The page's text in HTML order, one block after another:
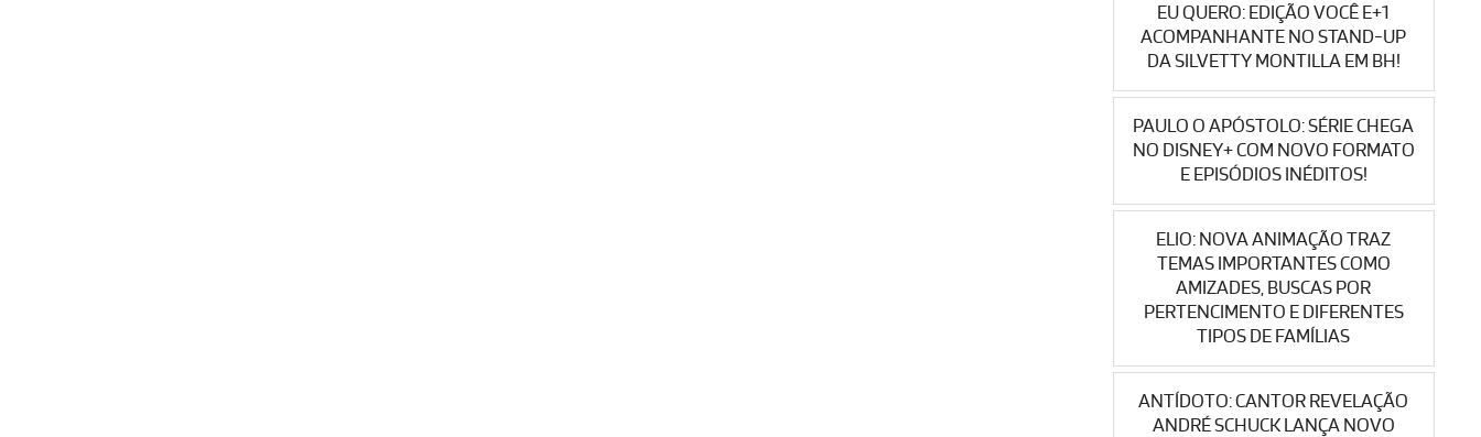
EU QUERO: EDIÇÃO VOCÊ E+1
ACOMPANHANTE NO STAND-UP
DA SILVETTY MONTILLA EM BH!
PAULO O APÓSTOLO: SÉRIE CHEGA
NO DISNEY+ COM NOVO FORMATO
E EPISÓDIOS INÉDITOS!
ELIO: NOVA ANIMAÇÃO TRAZ
TEMAS IMPORTANTES COMO
AMIZADES, BUSCAS POR
PERTENCIMENTO E DIFERENTES
TIPOS DE FAMÍLIAS
ANTÍDOTO: CANTOR REVELAÇÃO
ANDRÉ SCHUCK LANÇA NOVO